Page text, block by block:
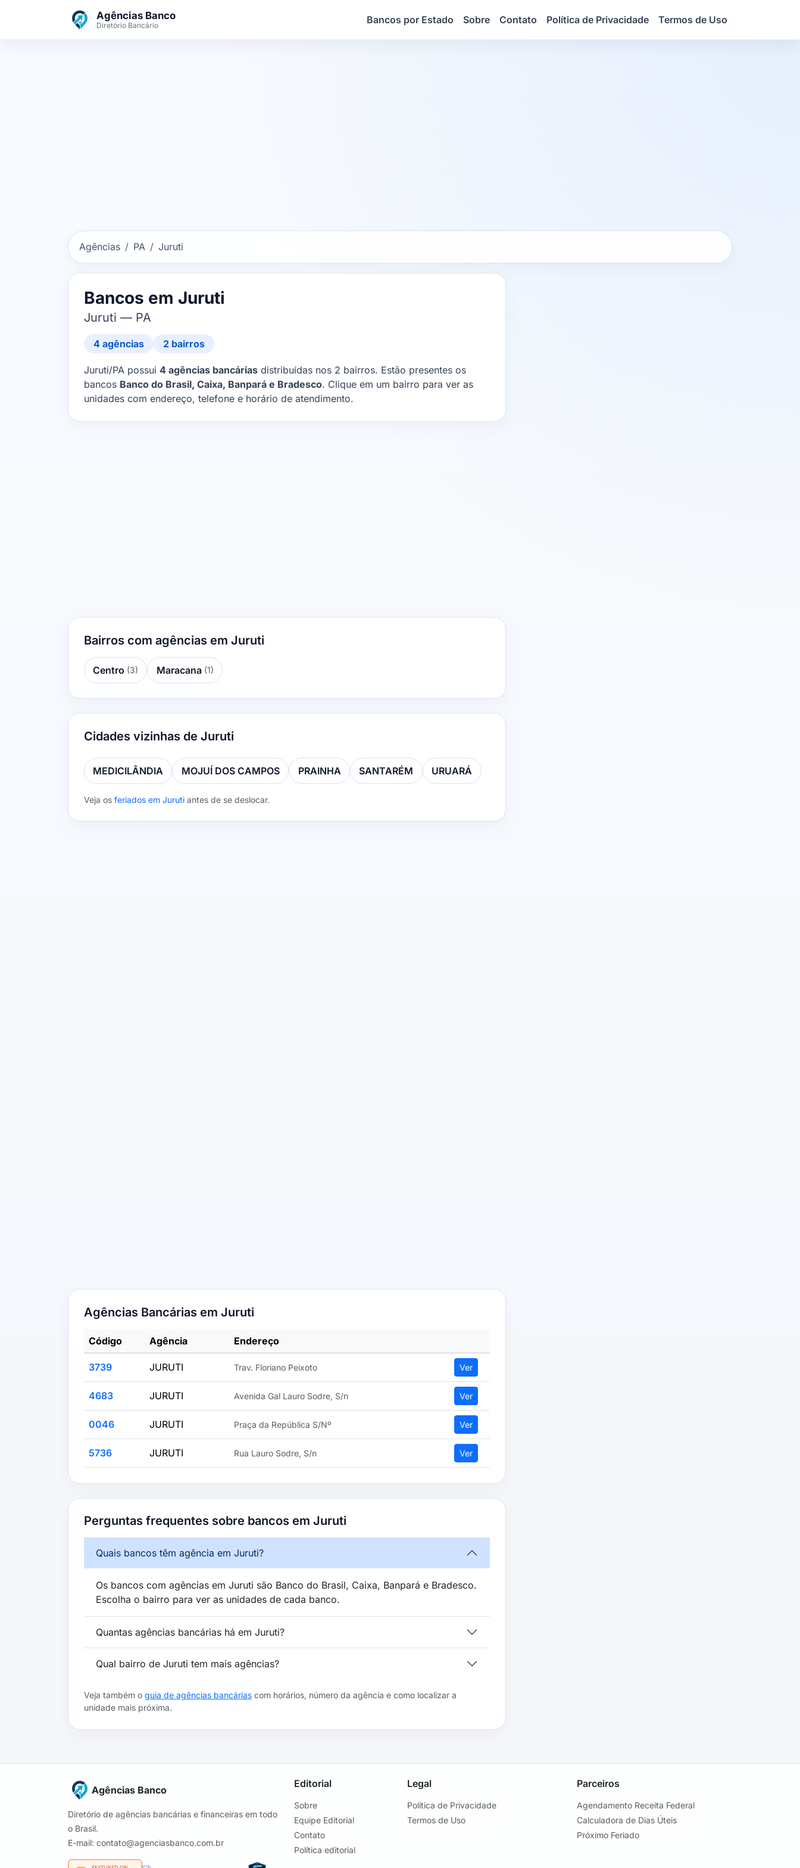
Agências Banco
Diretório Bancário Bancos por Estado Sobre Contato Política de Privacidade Termos de Uso
Agências PA Juruti
Bancos em Juruti
Juruti — PA
4 agências 2 bairros
Juruti/PA possui 4 agências bancáriasdistribuídas nos 2 bairros. Estão presentes os
bancos Banco do Brasil, Caixa, Banpará e Bradesco. Clique em um bairro para ver as
unidades com endereço, telefone e horário de atendimento.
Bairros com agências em Juruti
Centro (3) Maracana (1)
Cidades vizinhas de Juruti
MEDICILÂNDIA MOJUÍ DOS CAMPOS PRAINHA SANTARÉM URUARÁ
Veja os feriados em Jurutiantes de se deslocar.
Agências Bancárias em Juruti
Código Agência Endereço
3739 JURUTI Trav. Floriano Peixoto Ver
4683 JURUTI Avenida Gal Lauro Sodre, S/n Ver
0046 JURUTI Praça da República S/Nº Ver
5736 JURUTI Rua Lauro Sodre, S/n Ver
Perguntas frequentes sobre bancos em Juruti
Quais bancos têm agência em Juruti?
Os bancos com agências em Juruti são Banco do Brasil, Caixa, Banpará e Bradesco.
Escolha o bairro para ver as unidades de cada banco.
Quantas agências bancárias há em Juruti?
Qual bairro de Juruti tem mais agências?
Veja também o guia de agências bancáriascom horários, número da agência e como localizar a
unidade mais próxima.
Agências Banco
Diretório de agências bancárias e financeiras em todo
o Brasil.
E-mail: contato@agenciasbanco.com.br
Editorial
Sobre
Equipe Editorial
Contato
Política editorial
Legal
Política de Privacidade
Termos de Uso
Parceiros
Agendamento Receita Federal
Calculadora de Dias Úteis
Próximo Feriado